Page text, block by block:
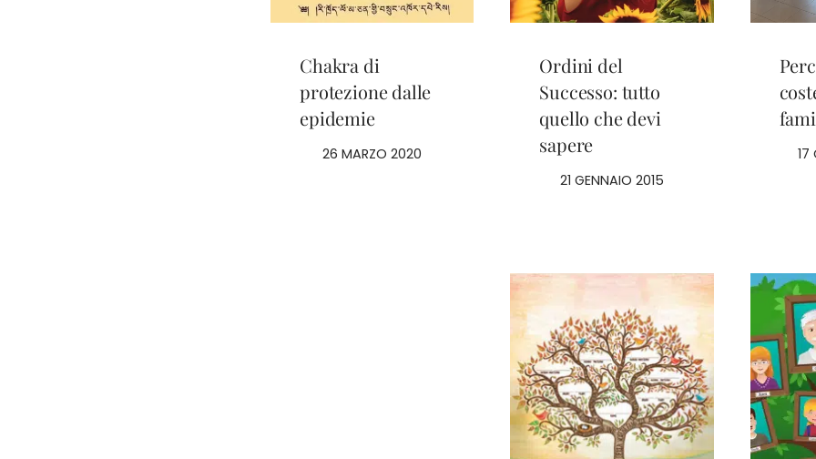
Chakra di
protezione dalle
epidemie
26 MARZO 2020
Ordini del
Successo: tutto
quello che devi
sapere
21 GENNAIO 2015
17